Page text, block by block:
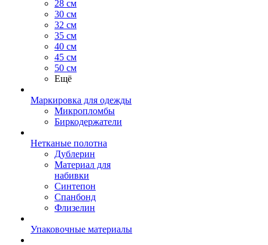
28 см
30 см
32 см
35 см
40 см
45 см
50 см
Ещё
Маркировка для одежды
Микропломбы
Биркодержатели
Нетканые полотна
Дублерин
Материал для
набивки
Синтепон
Спанбонд
Флизелин
Упаковочные материалы